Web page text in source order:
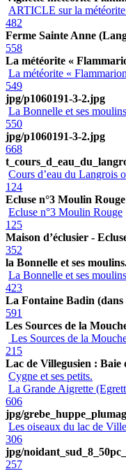
ARTICLE sur la
482
Ferme Sainte Anne
558
La météorite «
La météorite «
549
jpg/p1060191-3-2.jpg
La Bonnelle et ses moulins
550
jpg/p1060191-3-2.jpg
668
Cours d’eau du Langrois
124
Ecluse n°3 Moulin Rouge
Ecluse n°3 Moulin Rouge
125
Maison d’éclusier -
352
la Bonnelle et ses
La Bonnelle et ses moulins
423
La Fontaine Badin
591
Les Sources de la
Les Sources de la
215
Lac de Villegusien : Baie
Cygne et ses petits.
La Grande Aigrette
606
jpg/
Les oiseaux du lac de
306
jpg/
257